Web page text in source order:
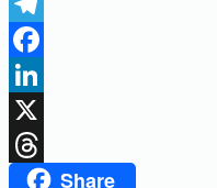
Telegram
Facebook
LinkedIn
X
ThreadsShare